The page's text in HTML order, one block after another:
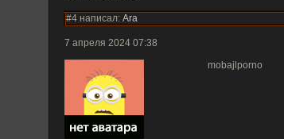
#4 написал: Ara
7 апреля 2024 07:38
mobajlporno